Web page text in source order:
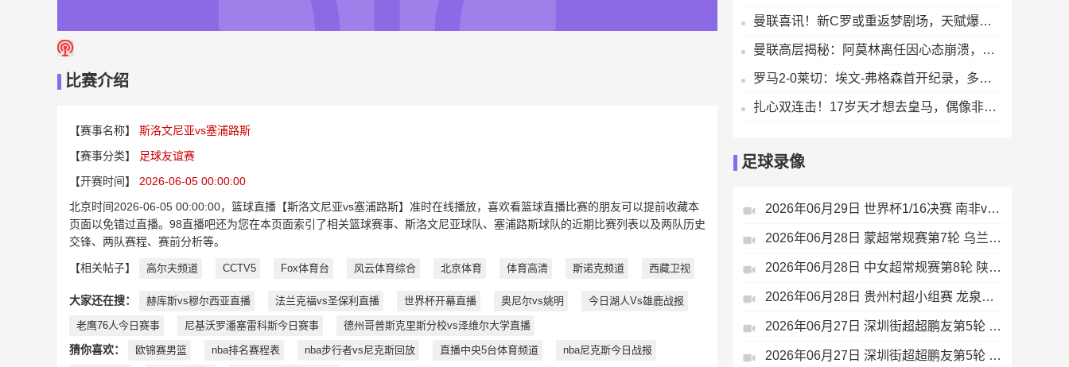
比赛介绍
【赛事名称】
斯洛文尼亚vs塞浦路斯
【赛事分类】
足球友谊赛
【开赛时间】
2026-06-05 00:00:00
北京时间2026-06-05 00:00:00，篮球直播【斯洛文尼亚vs塞浦路斯】准时在线播放，喜欢看篮球直播比赛的朋友可以提前收藏本
页面以免错过直播。98直播吧还为您在本页面索引了相关篮球赛事、斯洛文尼亚球队、塞浦路斯球队的近期比赛列表以及两队历史
交锋、两队赛程、赛前分析等。
【相关帖子】 高尔夫频道 CCTV5 Fox体育台 风云体育综合 北京体育 体育高清 斯诺克频道 西藏卫视
大家还在搜： 赫库斯vs穆尔西亚直播 法兰克福vs圣保利直播 世界杯开幕直播 奥尼尔vs姚明 今日湖人Vs雄鹿战报
老鹰76人今日赛事 尼基沃罗潘塞雷科斯今日赛事 德州哥普斯克里斯分校vs泽维尔大学直播
猜你喜欢： 欧锦赛男篮 nba排名赛程表 nba步行者vs尼克斯回放 直播中央5台体育频道 nba尼克斯今日战报
曼联喜讯！新C罗或重返梦剧场，天赋爆表即战力拉满索肖迎救星
曼联高层揭秘：阿莫林离任因心态崩溃，临时主帅争夺战打响
罗马2-0莱切：埃文-弗格森首开纪录，多夫比克锁定胜局
扎心双连击！17岁天才想去皇马，偶像非C罗是梅西
足球录像
2026年06月29日 世界杯1/16决赛 南非vs加拿大 全场录像
2026年06月28日 蒙超常规赛第7轮 乌兰察布队 VS 通辽队 全场录像
2026年06月28日 中女超常规赛第8轮 陕西志丹女足 VS 四川女足 全场录像
2026年06月28日 贵州村超小组赛 龙泉井村 VS 水尾村 全场录像
2026年06月27日 深圳街超超鹏友第5轮 深圳湛江硬颜 VS 深圳潮汕联 全场录像
2026年06月27日 深圳街超超鹏友第5轮 深圳江西人 VS 深圳南岭队 全场录像